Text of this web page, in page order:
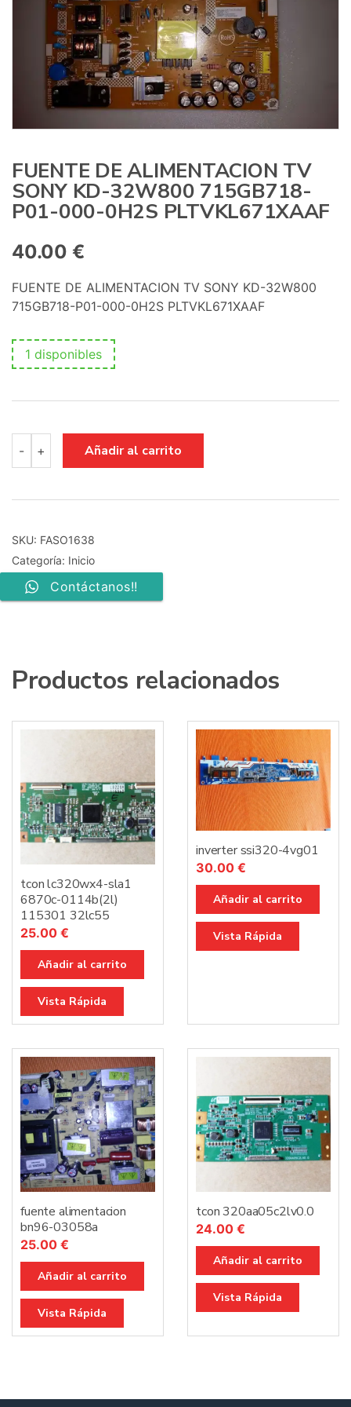
FUENTE DE ALIMENTACION TV
SONY KD-32W800 715GB718-
P01-000-0H2S PLTVKL671XAAF
40.00 €
FUENTE DE ALIMENTACION TV SONY KD-32W800
715GB718-P01-000-0H2S PLTVKL671XAAF
1 disponibles
-
DE
ALIMENTACION
SONY
32W800
715GB718-
P01-
000-
0H2S
+ Añadir al carrito
SKU: FASO1638
Categoría: Inicio
Contáctanos!!
Productos relacionados
tcon lc320wx4-sla1
6870c-0114b(2l)
115301 32lc55
25.00 €
Añadir al carrito
Vista Rápida
inverter ssi320-4vg01
30.00 €
Añadir al carrito
Vista Rápida
fuente alimentacion
bn96-03058a
25.00 €
Añadir al carrito
Vista Rápida
tcon 320aa05c2lv0.0
24.00 €
Añadir al carrito
Vista Rápida